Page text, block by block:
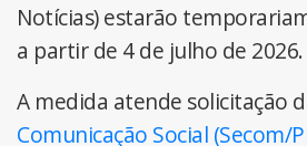
Notícias) estarão
a partir de 4 de julho de 2026.
A medida atende solicitação
Comunicação Social (Secom/